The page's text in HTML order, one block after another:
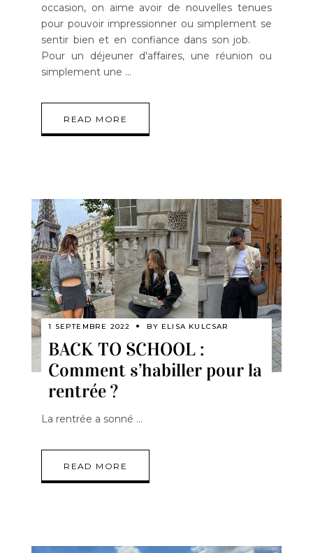
occasion, on aime avoir de nouvelles tenues
pour pouvoir impressionner ou simplement se
sentir bien et en confiance dans son job.
Pour un déjeuner d'affaires, une réunion ou
simplement une
READ MORE
1 SEPTEMBRE 2022 BY ELISA KULCSAR
BACK TO SCHOOL :
Comment s’habiller pour la
rentrée ?
La rentrée a sonné
READ MORE